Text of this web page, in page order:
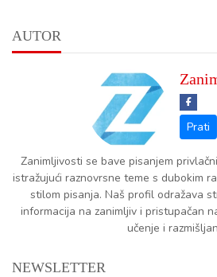
AUTOR
Zanimljivosti se bave pisanjem
istražujući raznovrsne teme s dubokim
stilom pisanja. Naš profil odražava
informacija na zanimljiv i pristupačan
učenje i
NEWSLETTER